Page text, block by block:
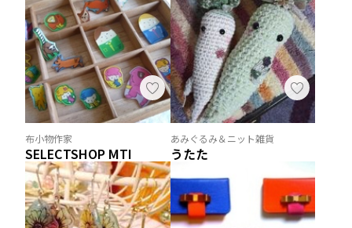
布小物作家
SELECTSHOP MTI
あみぐるみ＆ニット雑貨
うたた